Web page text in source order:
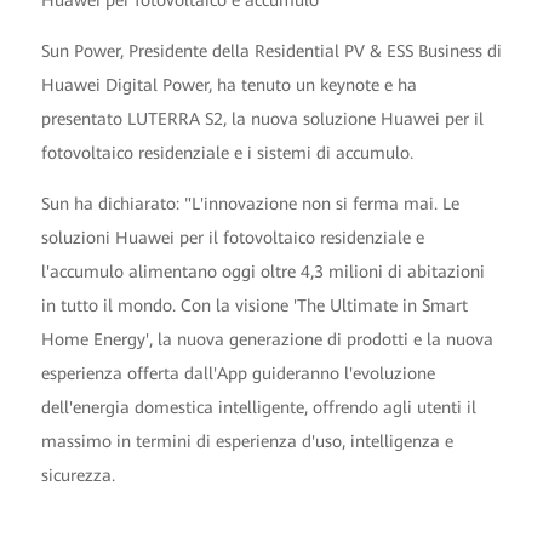
Sun Power, Presidente della Residential PV & ESS Business di
Huawei Digital Power, ha tenuto un keynote e ha
presentato LUTERRA S2, la nuova soluzione Huawei per il
fotovoltaico residenziale e i sistemi di accumulo.
Sun ha dichiarato: "L'innovazione non si ferma mai. Le
soluzioni Huawei per il fotovoltaico residenziale e
l'accumulo alimentano oggi oltre 4,3 milioni di abitazioni
in tutto il mondo. Con la visione 'The Ultimate in Smart
Home Energy', la nuova generazione di prodotti e la nuova
esperienza offerta dall'App guideranno l'evoluzione
dell'energia domestica intelligente, offrendo agli utenti il
massimo in termini di esperienza d'uso, intelligenza e
sicurezza.